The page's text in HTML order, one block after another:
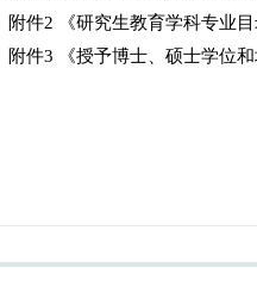
附件2 《研究生教育学科专业
附件3 《授予博士、硕士学位